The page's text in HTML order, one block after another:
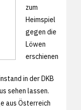
zum
Heimspiel
gegen die
Löwen
erschienen
in der DKB
sehen lassen.
aus Österreich